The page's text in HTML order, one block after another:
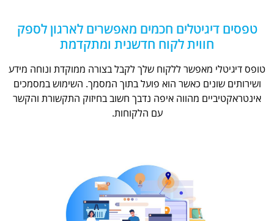
טפסים דיגיטלים חכמים מאפשרים לארגון לספק
חווית לקוח חדשנית ומתקדמת
טופס דיגיטלי מאפשר ללקוח שלך לקבל בצורה ממוקדת ונוחה מידע
ושירותים שונים כאשר הוא פועל בתוך המסמך. השימוש במסמכים
אינטראקטיביים מהווה איפה נדבך חשוב בחיזוק התקשורת והקשר
עם הלקוחות.